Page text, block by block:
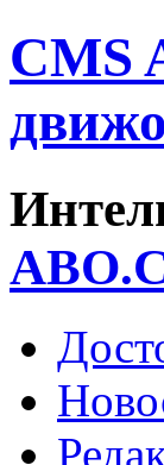
CMS
ABO.